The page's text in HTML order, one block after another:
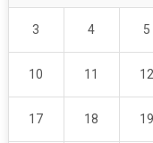
3 4 5
10 11 12
17 18 19